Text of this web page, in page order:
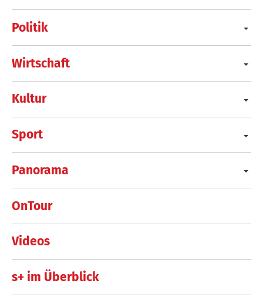
Politik
Wirtschaft
Kultur
Sport
Panorama
OnTour
Videos
s+ im Überblick